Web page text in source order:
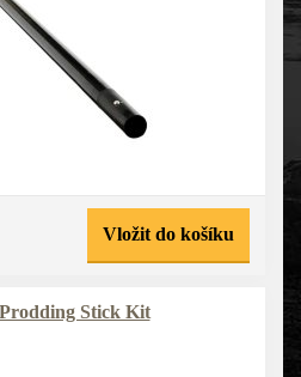
Vložit do košíku
Stick Kit